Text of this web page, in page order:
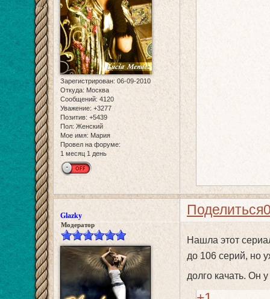
Зарегистрирован: 06-09-2010
Откуда: Москва
Сообщений: 4120
Уважение: +3277
Позитив: +5439
Пол: Женский
Мое имя: Мария
Провел на форуме:
1 месяц 1 день
Поделиться
Glazky
Модератор
Нашла этот
до 106 серий, но
долго качать. Он